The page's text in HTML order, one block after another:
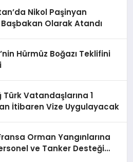
Nikol Paşinyan
Olarak Atandı
Hürmüz Boğazı Teklifini
Vatandaşlarına 1
İtibaren Vize Uygulayacak
Orman Yangınlarına
ve Tanker Desteği